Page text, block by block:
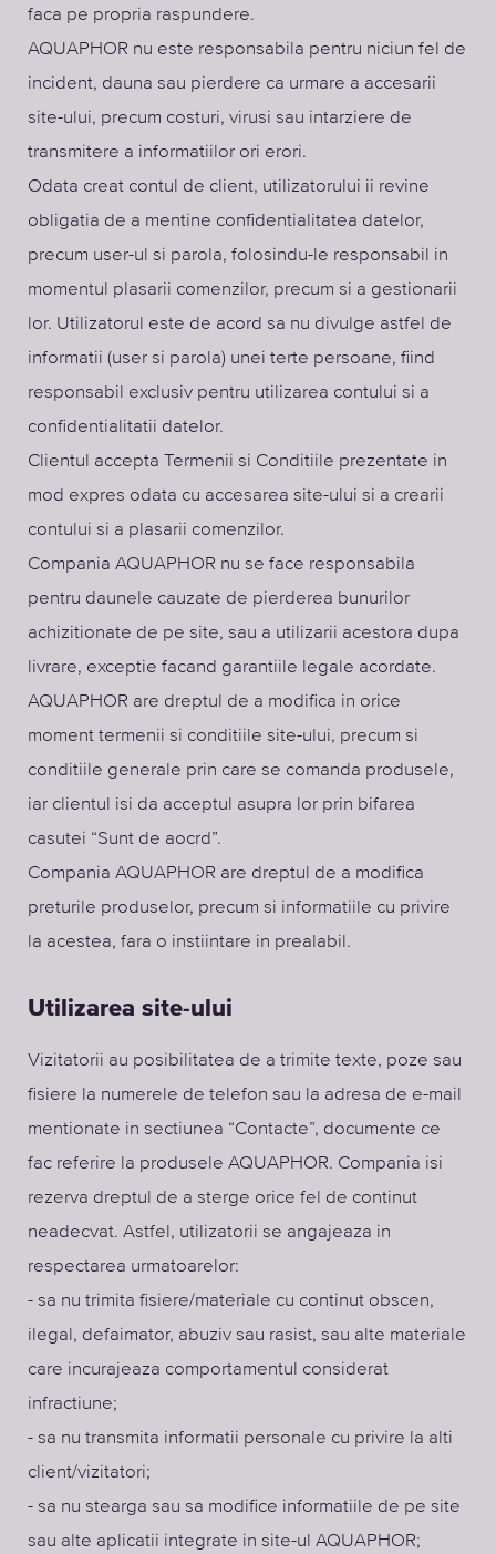
faca pe propria raspundere.
AQUAPHOR nu este responsabila pentru niciun fel de
incident, dauna sau pierdere ca urmare a accesarii
site-ului, precum costuri, virusi sau intarziere de
transmitere a informatiilor ori erori.
Odata creat contul de client, utilizatorului ii revine
obligatia de a mentine confidentialitatea datelor,
precum user-ul si parola, folosindu-le responsabil in
momentul plasarii comenzilor, precum si a gestionarii
lor. Utilizatorul este de acord sa nu divulge astfel de
informatii (user si parola) unei terte persoane, fiind
responsabil exclusiv pentru utilizarea contului si a
confidentialitatii datelor.
Clientul accepta Termenii si Conditiile prezentate in
mod expres odata cu accesarea site-ului si a crearii
contului si a plasarii comenzilor.
Compania AQUAPHOR nu se face responsabila
pentru daunele cauzate de pierderea bunurilor
achizitionate de pe site, sau a utilizarii acestora dupa
livrare, exceptie facand garantiile legale acordate.
AQUAPHOR are dreptul de a modifica in orice
moment termenii si conditiile site-ului, precum si
conditiile generale prin care se comanda produsele,
iar clientul isi da acceptul asupra lor prin bifarea
casutei “Sunt de aocrd”.
Compania AQUAPHOR are dreptul de a modifica
preturile produselor, precum si informatiile cu privire
la acestea, fara o instiintare in prealabil.
Utilizarea site-ului
Vizitatorii au posibilitatea de a trimite texte, poze sau
fisiere la numerele de telefon sau la adresa de e-mail
mentionate in sectiunea “Contacte”, documente ce
fac referire la produsele AQUAPHOR. Compania isi
rezerva dreptul de a sterge orice fel de continut
neadecvat. Astfel, utilizatorii se angajeaza in
respectarea urmatoarelor:
- sa nu trimita fisiere/materiale cu continut obscen,
ilegal, defaimator, abuziv sau rasist, sau alte materiale
care incurajeaza comportamentul considerat
infractiune;
- sa nu transmita informatii personale cu privire la alti
client/vizitatori;
- sa nu stearga sau sa modifice informatiile de pe site
sau alte aplicatii integrate in site-ul AQUAPHOR;